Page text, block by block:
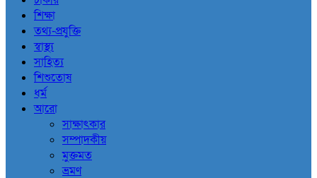
শিক্ষা
তথ্য-প্রযুক্তি
স্বাস্থ্য
সাহিত্য
শিশুতোষ
ধর্ম
আরো
সাক্ষাৎকার
সম্পাদকীয়
মুক্তমত
ভ্রমণ